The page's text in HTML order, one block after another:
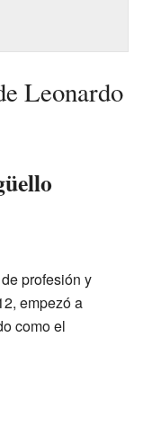
Leonardo
profesión y
empezó a
como el